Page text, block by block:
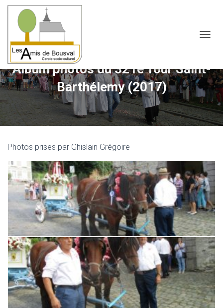
Album photos du 321e Tour Saint-
Barthélemy (2017)
Photos prises par Ghislain Grégoire